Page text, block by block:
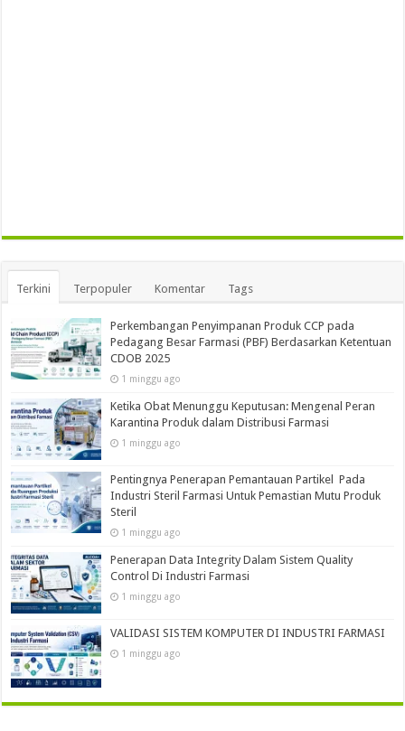
Terkini Terpopuler Komentar Tags
Perkembangan Penyimpanan Produk CCP pada
Pedagang Besar Farmasi (PBF) Berdasarkan Ketentuan
CDOB 2025
1 minggu ago
Ketika Obat Menunggu Keputusan: Mengenal Peran
Karantina Produk dalam Distribusi Farmasi
1 minggu ago
Pentingnya Penerapan Pemantauan Partikel Pada
Industri Steril Farmasi Untuk Pemastian Mutu Produk
Steril
1 minggu ago
Penerapan Data Integrity Dalam Sistem Quality
Control Di Industri Farmasi
1 minggu ago
VALIDASI SISTEM KOMPUTER DI INDUSTRI FARMASI
1 minggu ago